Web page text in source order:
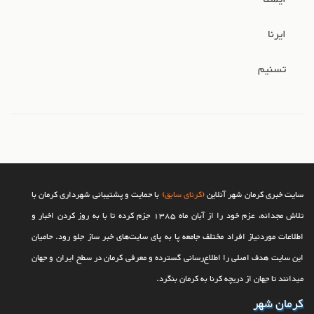
غیرهمسطح شهدای خلبان خبر داد و گفت: هم‌اکنون عملیات تکمیل مسیرهای شمال به
حال انجام است.
ایرنا
تسنیم
سایت خبری کرمان شهر آنلاین(کرنای سابق) با حمایت و پشتیبانی شهرداری کرمان با
تلاش مجدانه، عزم خود را از آبان ماه 1385 جزم کرده تا با به روز کردن اخبار و
اطلاعات موردنیاز افراد مختلف جامعه پا به پای سایت‌های خبر ساز جلو رود. حامیان
این سایت هدف اصلی را اطلاع‌رسانی گسترده و معرفی کرمان در سطح ایران و جهان
می‎‏دانند تا جهان از دریچه کرنا به کرمان بنگرد.
کرمان شهر